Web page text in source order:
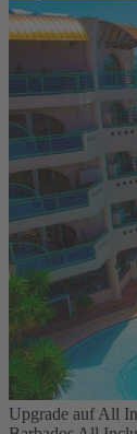
Upgrade auf All